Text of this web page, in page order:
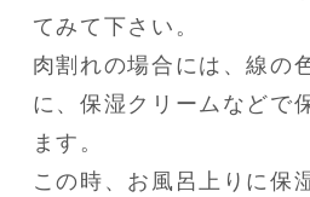
てみて下さい。
肉割れの場合には、線の
に、保湿クリームなどで
ます。
この時、お風呂上りに保